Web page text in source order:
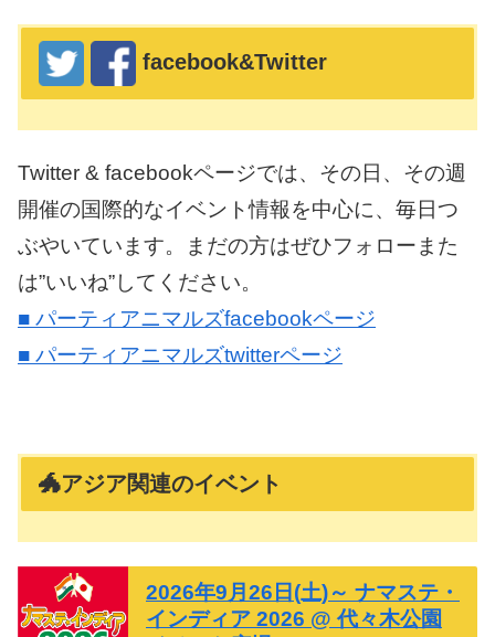
facebook&Twitter
Twitter & facebookページでは、その日、その週
開催の国際的なイベント情報を中心に、毎日つ
ぶやいています。まだの方はぜひフォローまた
は”いいね”してください。
■ パーティアニマルズfacebookページ
■ パーティアニマルズtwitterページ
🐲アジア関連のイベント
2026年9月26日(土)～ ナマステ・
インディア 2026 @ 代々木公園